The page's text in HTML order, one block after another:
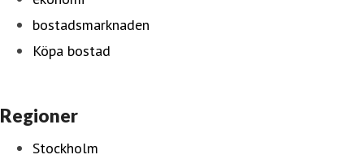
bostadsmarknaden
Köpa bostad
Regioner
Stockholm